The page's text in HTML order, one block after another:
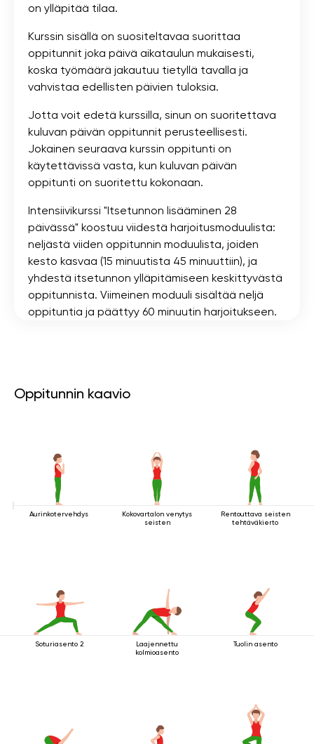
on ylläpitää tilaa.
Kurssin sisällä on suositeltavaa suorittaa
oppitunnit joka päivä aikataulun mukaisesti,
koska työmäärä jakautuu tietyllä tavalla ja
vahvistaa edellisten päivien tuloksia.
Jotta voit edetä kurssilla, sinun on suoritettava
kuluvan päivän oppitunnit perusteellisesti.
Jokainen seuraava kurssin oppitunti on
käytettävissä vasta, kun kuluvan päivän
oppitunti on suoritettu kokonaan.
Intensiivikurssi "Itsetunnon lisääminen 28
päivässä" koostuu viidestä harjoitusmoduulista:
neljästä viiden oppitunnin moduulista, joiden
kesto kasvaa (15 minuutista 45 minuuttiin), ja
yhdestä itsetunnon ylläpitämiseen keskittyvästä
oppitunnista. Viimeinen moduuli sisältää neljä
oppituntia ja päättyy 60 minuutin harjoitukseen.
Oppitunnin kaavio
Aurinkotervehdys
Kokovartalon venytys
seisten
Rentouttava seisten
tehtäväkierto
Soturiasento 2
Laajennettu
kolmioasento
Tuolin asento